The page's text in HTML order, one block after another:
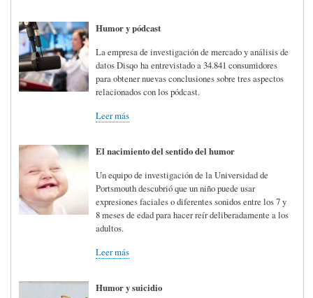
Humor y pódcast
La empresa de investigación de mercado y análisis de
datos Disqo ha entrevistado a 34.841 consumidores
para obtener nuevas conclusiones sobre tres aspectos
relacionados con los pódcast.
Leer más
El nacimiento del sentido del humor
Un equipo de investigación de la Universidad de
Portsmouth descubrió que un niño puede usar
expresiones faciales o diferentes sonidos entre los 7 y
8 meses de edad para hacer reír deliberadamente a los
adultos.
Leer más
Humor y suicidio